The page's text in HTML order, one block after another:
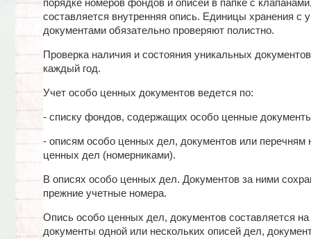
порядке номеров фондов и описей в папке с
составляется внутренняя опись. Единицы хранения с
документами обязательно проверяют полистно.
Проверка наличия и состояния уникальных
каждый год.
Учет особо ценных документов ведется по:
- списку фондов, содержащих особо ценные
- описям особо ценных дел, документов или перечням
ценных дел (номерниками).
В описях особо ценных дел. Документов за ними
прежние учетные номера.
Опись особо ценных дел, документов составляется
документы одной или нескольких описей дел,